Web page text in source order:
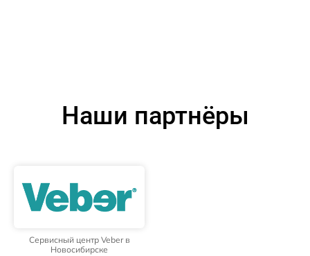
Наши партнёры
Сервисный центр Veber в
Новосибирске